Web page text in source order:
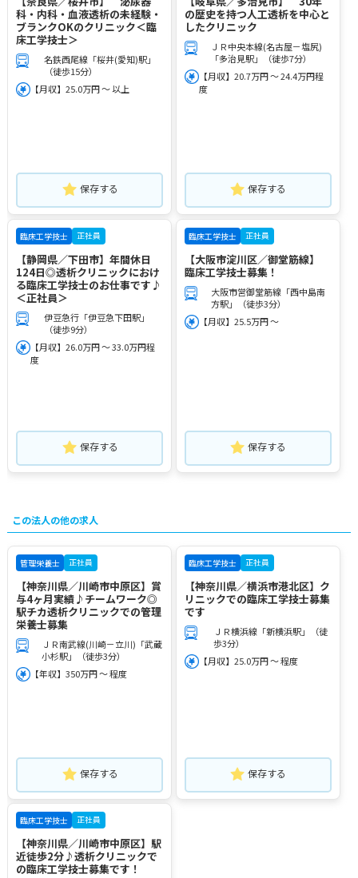
科・内科・血液透析の未経験・
ブランクOKのクリニック＜臨
床工学技士＞
名鉄西尾線「桜井(愛知)駅」
（徒歩15分）
【月収】25.0万円 ～ 以上
保存する
の歴史を持つ人工透析を中心と
したクリニック
ＪＲ中央本線(名古屋－塩尻)
「多治見駅」（徒歩7分）
【月収】20.7万円 ～ 24.4万円程
度
保存する
臨床工学技士 正社員
【静岡県／下田市】年間休日
124日◎透析クリニックにおけ
る臨床工学技士のお仕事です♪
＜正社員＞
伊豆急行「伊豆急下田駅」
（徒歩9分）
【月収】26.0万円 ～ 33.0万円程
度
保存する
臨床工学技士 正社員
【大阪市淀川区／御堂筋線】
臨床工学技士募集！
大阪市営御堂筋線「西中島南
方駅」（徒歩3分）
【月収】25.5万円 ～
保存する
この法人の他の求人
管理栄養士 正社員
【神奈川県／川崎市中原区】賞
与4ヶ月実績♪チームワーク◎
駅チカ透析クリニックでの管理
栄養士募集
ＪＲ南武線(川崎－立川)「武蔵
小杉駅」（徒歩3分）
【年収】350万円 ～ 程度
保存する
臨床工学技士 正社員
【神奈川県／横浜市港北区】ク
リニックでの臨床工学技士募集
です
ＪＲ横浜線「新横浜駅」（徒
歩3分）
【月収】25.0万円 ～ 程度
保存する
臨床工学技士 正社員
【神奈川県／川崎市中原区】駅
近徒歩2分♪透析クリニックで
の臨床工学技士募集です！